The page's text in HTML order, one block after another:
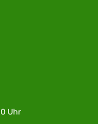
Uhr